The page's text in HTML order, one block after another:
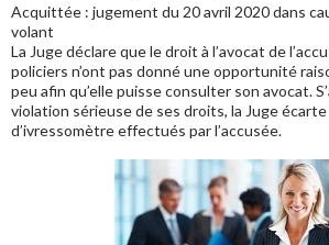
Acquittée : jugement du 20 avril 2020 dans
volant
La Juge déclare que le droit à l’avocat de
policiers n’ont pas donné une opportunité
peu afin qu’elle puisse consulter son avocat.
violation sérieuse de ses droits, la Juge
d’ivressomètre effectués par l’accusée.